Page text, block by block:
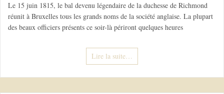
Le 15 juin 1815, le bal devenu légendaire de la duchesse de Richmond
réunit à Bruxelles tous les grands noms de la société anglaise. La plupart
des beaux officiers présents ce soir-là périront quelques heures
Lire la suite…